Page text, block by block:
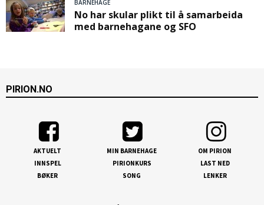
BARNEHAGE
No har skular plikt til å samarbeida
med barnehagane og SFO
PIRION.NO
AKTUELT
INNSPEL
BØKER
MIN BARNEHAGE
PIRIONKURS
SONG
OM PIRION
LAST NED
LENKER